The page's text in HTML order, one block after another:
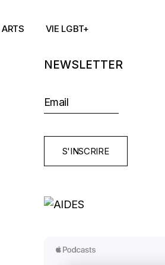
ARTS VIE LGBT+
NEWSLETTER
S'INSCRIRE